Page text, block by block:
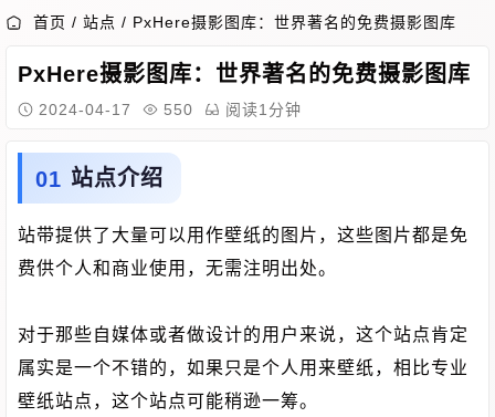
首页 / 站点 / PxHere摄影图库：世界著名的免费摄影图库
PxHere摄影图库：世界著名的免费摄影图库
2024-04-17 550 阅读1分钟
站点介绍
站带提供了大量可以用作壁纸的图片，这些图片都是免
费供个人和商业使用，无需注明出处。
对于那些自媒体或者做设计的用户来说，这个站点肯定
属实是一个不错的，如果只是个人用来壁纸，相比专业
壁纸站点，这个站点可能稍逊一筹。